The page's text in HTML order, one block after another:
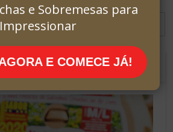
e Sobremesas para
Impressionar
E COMECE JÁ!